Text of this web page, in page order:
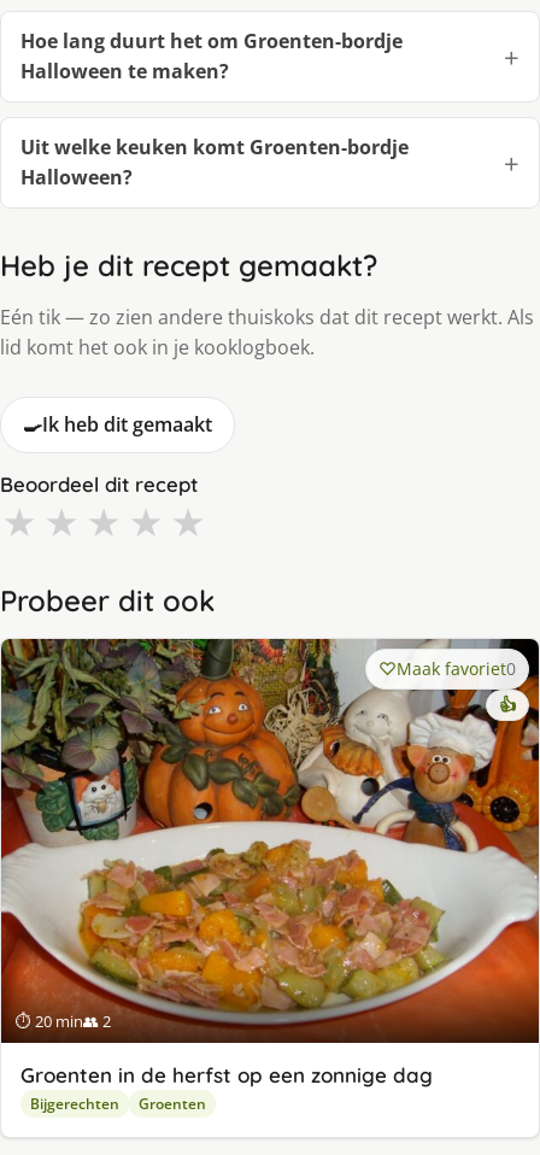
Hoe lang duurt het om Groenten-bordje
Halloween te maken?
Uit welke keuken komt Groenten-bordje
Halloween?
Heb je dit recept gemaakt?
Eén tik — zo zien andere thuiskoks dat dit recept werkt. Als
lid komt het ook in je kooklogboek.
🍳Ik heb dit gemaakt
Beoordeel dit recept
★ ★ ★ ★ ★
Probeer dit ook
⏱ 20 min👥 2
Maak favoriet0
👍
Groenten in de herfst op een zonnige dag
Bijgerechten Groenten